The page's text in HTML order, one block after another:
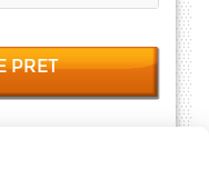
PRET
les semaines. Taux